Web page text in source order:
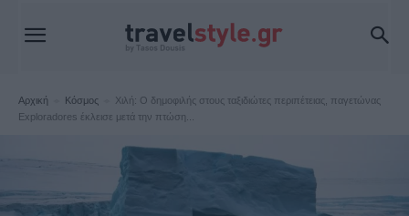
Αρχική Κόσμος
Χιλή: Ο δημοφιλής στους ταξιδιώτες περιπέτειας, παγετώνας
Exploradores έκλεισε μετά την πτώση...